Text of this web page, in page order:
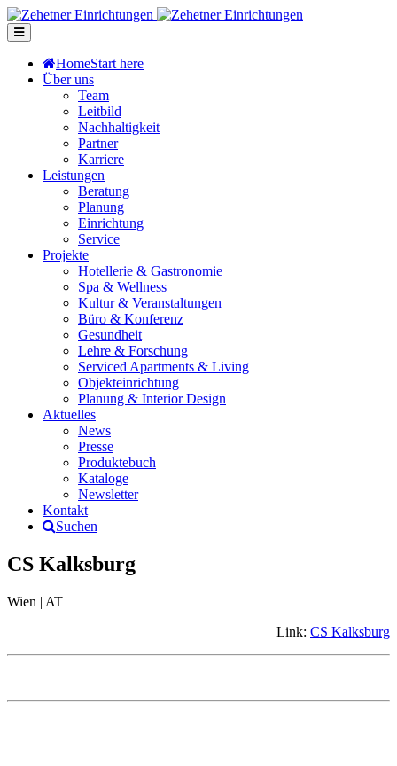
HomeStart here
Über uns
Team
Leitbild
Nachhaltigkeit
Partner
Karriere
Leistungen
Beratung
Planung
Einrichtung
Service
Projekte
Hotellerie & Gastronomie
Spa & Wellness
Kultur & Veranstaltungen
Büro & Konferenz
Gesundheit
Lehre & Forschung
Serviced Apartments & Living
Objekteinrichtung
Planung & Interior Design
Aktuelles
News
Presse
Produktebuch
Kataloge
Newsletter
Kontakt
Suchen
CS Kalksburg
Wien | AT
Link: CS Kalksburg